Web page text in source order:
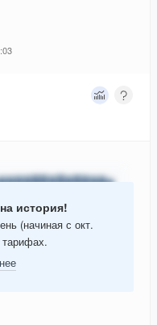
история!
(начиная с окт.